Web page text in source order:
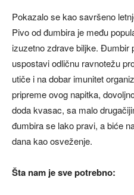
Pokazalo se kao savršeno
Pivo od đumbira je među
izuzetno zdrave biljke. Đumbir
uspostavi odličnu ravnotežu
utiče i na dobar imunitet
pripreme ovog napitka,
doda kvasac, sa malo
đumbira se lako pravi, a biće
dana kao osveženje.
Šta nam je sve potrebno: